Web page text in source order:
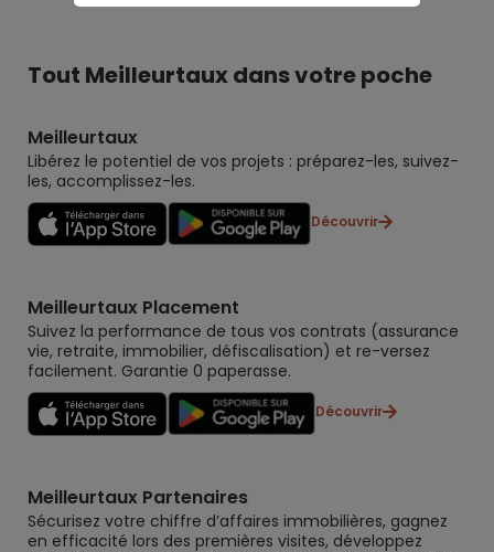
Tout Meilleurtaux dans votre poche
Meilleurtaux
Libérez le potentiel de vos projets : préparez-les, suivez-
les, accomplissez-les.
Découvrir
Meilleurtaux Placement
Suivez la performance de tous vos contrats (assurance
vie, retraite, immobilier, défiscalisation) et re-versez
facilement. Garantie 0 paperasse.
Découvrir
Meilleurtaux Partenaires
Sécurisez votre chiffre d’affaires immobilières, gagnez
en efficacité lors des premières visites, développez